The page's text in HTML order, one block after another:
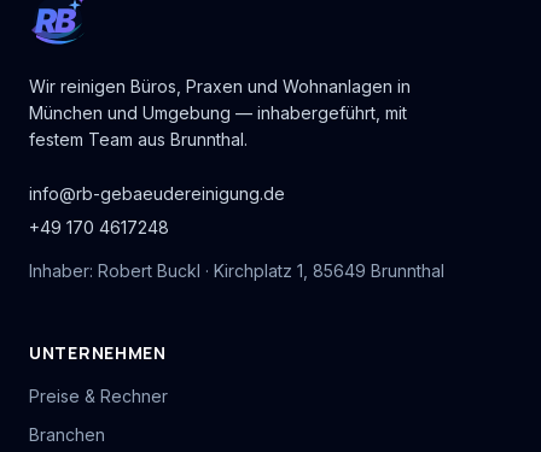
RB
Wir reinigen Büros, Praxen und Wohnanlagen in
München und Umgebung — inhabergeführt, mit
festem Team aus Brunnthal.
info@rb-gebaeudereinigung.de
+49 170 4617248
Inhaber: Robert Buckl · Kirchplatz 1, 85649 Brunnthal
UNTERNEHMEN
Preise & Rechner
Branchen